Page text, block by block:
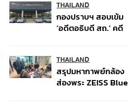
พล.ต.อ. เอก อังสนา
นนท์
THAILAND
กองปราบฯ สอบเข้ม
‘อดีตอธิบดี สถ.’ คดี
ป.ป.ช. 12 ส.ค. นี้
THAILAND
สรุปมหากาพย์กล้อง
ส่องพระ ZEISS Blue